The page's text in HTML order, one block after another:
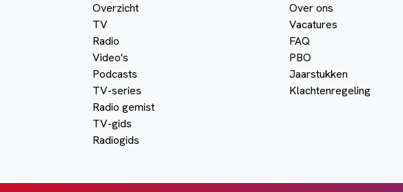
Overzicht
TV
Radio
Video's
Podcasts
TV-series
Radio gemist
TV-gids
Radiogids
Over ons
Vacatures
FAQ
PBO
Jaarstukken
Klachtenregeling